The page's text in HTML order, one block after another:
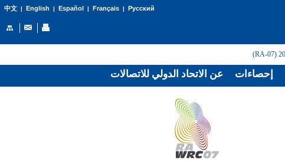
中文| English | Español | Français| Русский
عن الاتحاد الدولي للاتصالات إحصاءات